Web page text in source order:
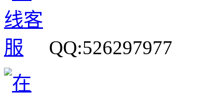
QQ:526297977